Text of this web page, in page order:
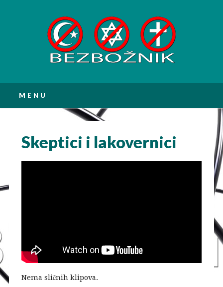
Main menu
MENU
Skeptici i lakovernici
Nema sličnih klipova.